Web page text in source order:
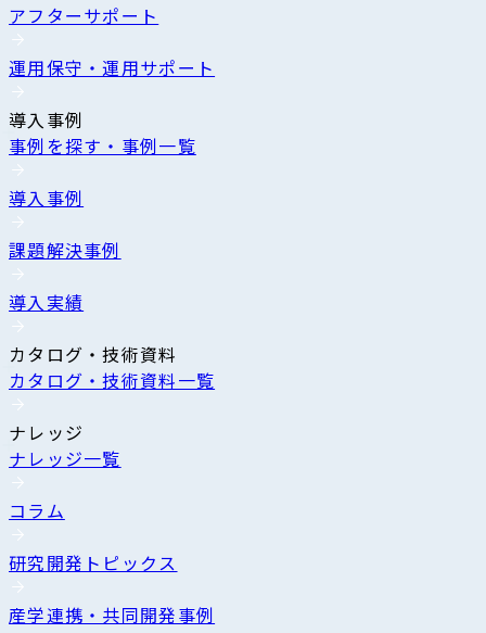
アフターサポート
運用保守・運用サポート
導入事例
事例を探す・事例一覧
導入事例
課題解決事例
導入実績
カタログ・技術資料
カタログ・技術資料一覧
ナレッジ
ナレッジ一覧
コラム
研究開発トピックス
産学連携・共同開発事例